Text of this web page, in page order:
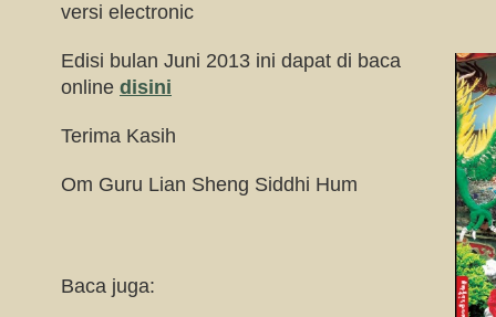
versi electronic
Edisi bulan Juni 2013 ini dapat di baca
online disini
Terima Kasih
Om Guru Lian Sheng Siddhi Hum
Baca juga: